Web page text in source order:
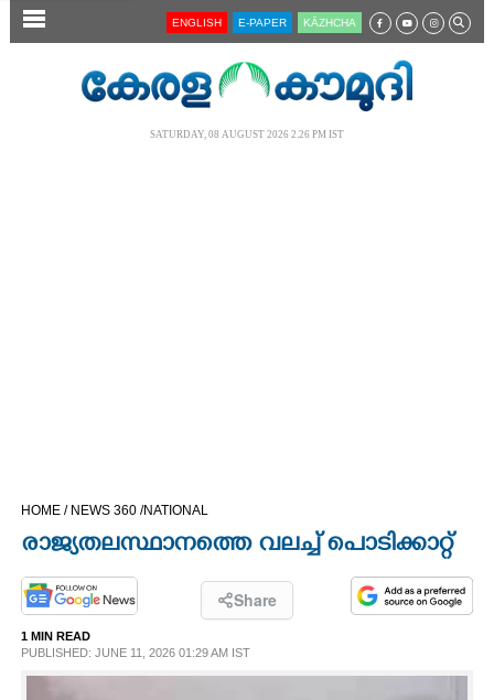
SECTIONS
CINEMA
OPINION
PHOTOS
ENGLISH E-PAPER KĀZHCHA
SATURDAY, 08 AUGUST 2026 2.26 PM IST
HOME / NEWS 360 /NATIONAL
രാജ്യതലസ്ഥാനത്തെ വലച്ച് പൊടിക്കാറ്റ്
Share
1 MIN READ
PUBLISHED: JUNE 11, 2026 01:29 AM IST